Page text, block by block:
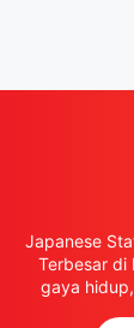
Japanese
Terbesar di
gaya